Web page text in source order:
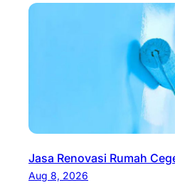
Jasa Renovasi Rumah
Aug 8, 2026